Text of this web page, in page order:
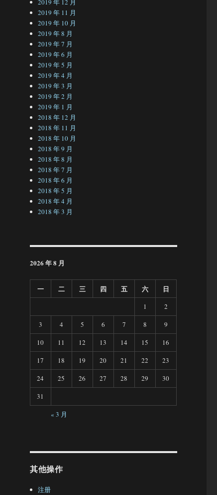
2019 年 12 月
2019 年 11 月
2019 年 10 月
2019 年 8 月
2019 年 7 月
2019 年 6 月
2019 年 5 月
2019 年 4 月
2019 年 3 月
2019 年 2 月
2019 年 1 月
2018 年 12 月
2018 年 11 月
2018 年 10 月
2018 年 9 月
2018 年 8 月
2018 年 7 月
2018 年 6 月
2018 年 5 月
2018 年 4 月
2018 年 3 月
2026 年 8 月
一 二 三 四 五 六 日
1
2
3
4 5 6 7 8
9
10
11 12 13 14 15
16
17
18 19 20 21 22
23
24
25 26 27 28 29
30
31
« 3 月
其他操作
注册